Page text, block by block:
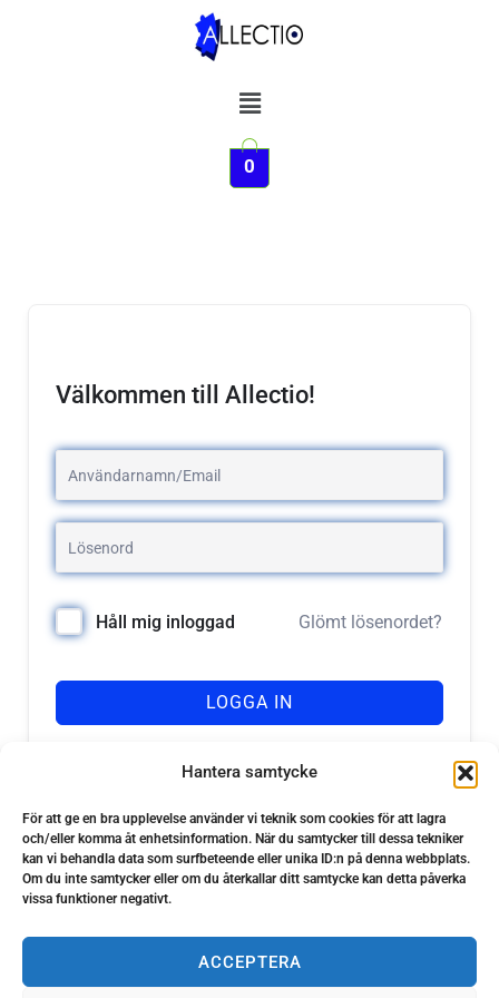
Hantera samtycke
För att ge en bra upplevelse använder vi teknik som cookies för att lagra
och/eller komma åt enhetsinformation. När du samtycker till dessa tekniker
kan vi behandla data som surfbeteende eller unika ID:n på denna webbplats.
Om du inte samtycker eller om du återkallar ditt samtycke kan detta påverka
vissa funktioner negativt.
ACCEPTERA
Meny
0
Välkommen till Allectio!
Håll mig inloggad Glömt lösenordet?
LOGGA IN
Har du inget konto? Registrera dig